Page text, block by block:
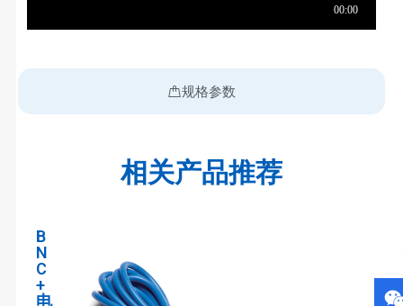
规格参数
相关产品推荐
B
N
C
+
电